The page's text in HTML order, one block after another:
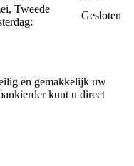
Tweede
Gesloten
en gemakkelijk uw
kunt u direct